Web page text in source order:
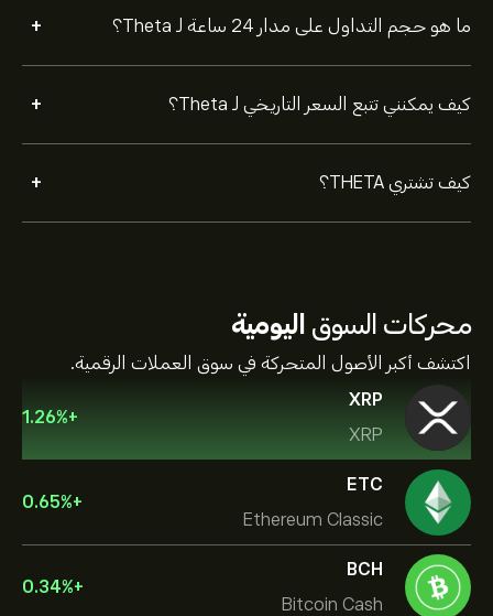
ما هو حجم التداول على مدار 24 ساعة لـ Theta؟ +
كيف يمكنني تتبع السعر التاريخي لـ Theta؟ +
كيف تشتري THETA؟ +
محركات السوق اليومية
اكتشف أكبر الأصول المتحركة في سوق العملات الرقمية.
XRP
XRP
+
1.26%
ETC
Ethereum Classic
+
0.65%
BCH
Bitcoin Cash
+
0.34%